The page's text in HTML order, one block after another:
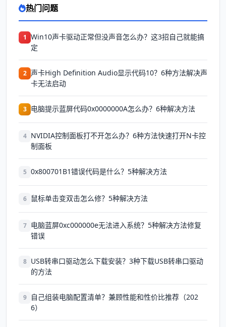
热门问题
1 Win10声卡驱动正常但没声音怎么办？这3招自己就能搞
定
2 声卡High Definition Audio显示代码10？6种方法解决声
卡无法启动
3 电脑提示蓝屏代码0x0000000A怎么办？6种解决方法
4 NVIDIA控制面板打不开怎么办？6种方法快速打开N卡控
制面板
5 0x800701B1错误代码是什么？5种解决方法
6 鼠标单击变双击怎么修？5种解决方法
7 电脑蓝屏0xc000000e无法进入系统？5种解决方法修复
错误
8 USB转串口驱动怎么下载安装？3种下载USB转串口驱动
的方法
9
自己组装电脑配置清单？兼顾性能和性价比推荐（202
6）